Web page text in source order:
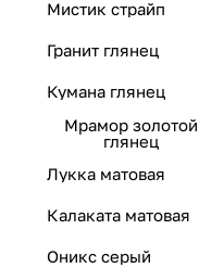
Мистик страйп
Гранит глянец
Кумана глянец
Мрамор золотой
глянец
Лукка матовая
Калаката матовая
Оникс серый